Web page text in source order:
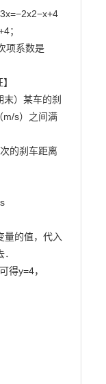
；
项系数是
末）某车的刹
m/s）之间满
的刹车距离
量的值，代入
得y=4，